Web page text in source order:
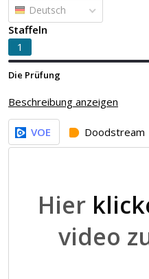
Deutsch
Staffeln
1
Die Prüfung
Beschreibung anzeigen
VOE Doodstream
Hier
video